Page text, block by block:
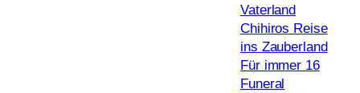
Vaterland
Chihiros Reise
ins Zauberland
Für immer 16
Funeral